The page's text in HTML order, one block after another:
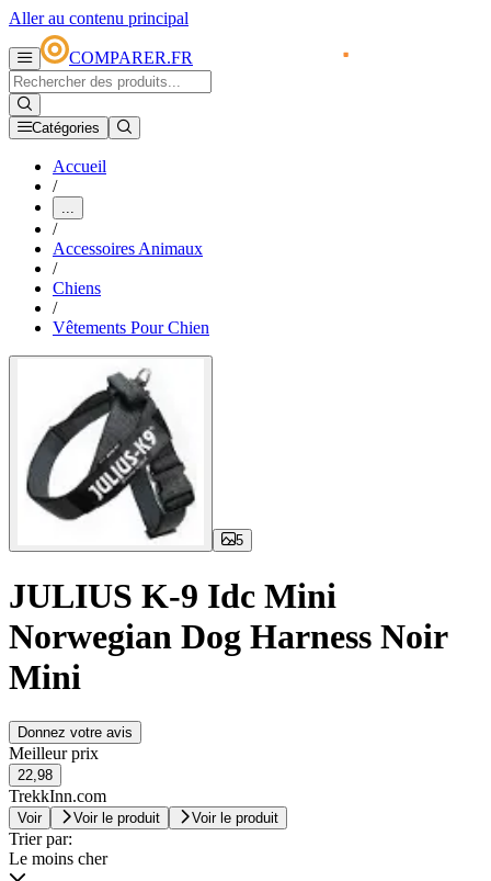
Aller au contenu principal
COMPARER.FR
Catégories
Accueil
/
...
/
Accessoires Animaux
/
Chiens
/
Vêtements Pour Chien
5
JULIUS K-9 Idc Mini
Norwegian Dog Harness Noir
Mini
Donnez votre avis
Meilleur prix
22,98
TrekkInn.com
Voir Voir le produit Voir le produit
Trier par:
Le moins cher